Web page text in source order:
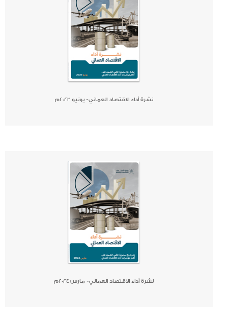
نشرة أداء الاقتصاد العماني- يونيو 2023م
كتاب جريدة صحيفة
نشرة أداء الاقتصاد العماني- مارس 2024م